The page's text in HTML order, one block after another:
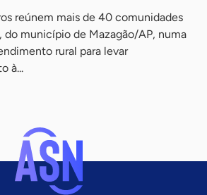
reúnem mais de 40 comunidades
do município de Mazagão/AP, numa
rural para levar
à...